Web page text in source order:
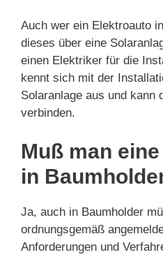
Auch wer ein Elektroauto
dieses über eine
einen Elektriker für die
kennt sich mit der
Solaranlage aus und kann
verbinden.
Muß man
in
Ja, auch in Baumholder
ordnungsgemäß
Anforderungen und